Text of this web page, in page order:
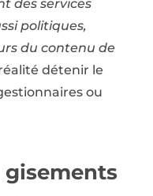
des services
politiques,
du contenu de
détenir le
ou